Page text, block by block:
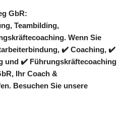
GbR:
Teambilding,
Wenn Sie
✔️ Coaching, ✔️
und ✔️ Führungskräftecoaching
Ihr Coach &
Besuchen Sie unsere